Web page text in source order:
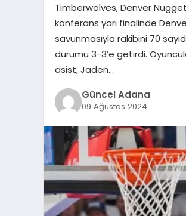
Timberwolves, Denver
konferans yarı finalinde
savunmasıyla rakibini 70
durumu 3-3’e getirdi.
asist; Jaden…
Güncel Adana
09 Ağustos 2024